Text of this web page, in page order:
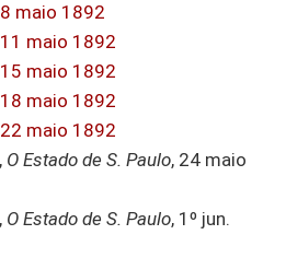
8 maio 1892
11 maio 1892
15 maio 1892
18 maio 1892
22 maio 1892
, O Estado de S. Paulo, 24 maio
, O Estado de S. Paulo, 1º jun.